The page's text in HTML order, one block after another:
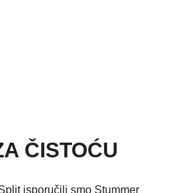
ČISTOĆU
isporučili smo Stummer